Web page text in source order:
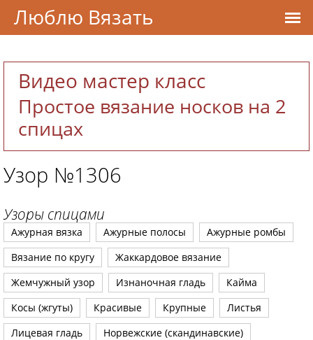
Видео мастер класс
Простое вязание носков на 2
спицах
Узор №1306
Узоры спицами
Ажурная вязка Ажурные полосы
Ажурные ромбы
Вязание по кругу
Жаккардовое вязание
Жемчужный узор
Изнаночная гладь
Кайма
Косы (жгуты)
Красивые Крупные
Листья
Лицевая гладь
Норвежские (скандинавские)
Люблю Вязать